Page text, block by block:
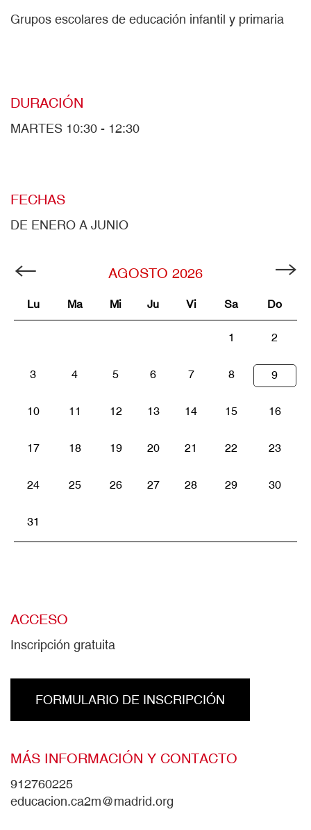
Grupos escolares de educación infantil y primaria
DURACIÓN
MARTES 10:30 - 12:30
FECHAS
DE ENERO A JUNIO
AGOSTO 2026
Lu Ma Mi Ju Vi Sa Do
1 2
3 4 5 6 7 8 9
10 11 12 13 14 15 16
17 18 19 20 21 22 23
24 25 26 27 28 29 30
31
ACCESO
Inscripción gratuita
FORMULARIO DE INSCRIPCIÓN
MÁS INFORMACIÓN Y CONTACTO
912760225
educacion.ca2m@madrid.org